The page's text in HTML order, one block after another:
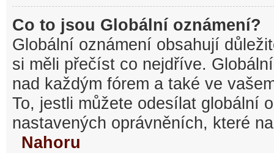
Co to jsou Globální oznámení?
Globální oznámení obsahují
si měli přečíst co nejdříve.
nad každým fórem a také ve
To, jestli můžete odesílat globální
nastavených oprávněních, které
Nahoru